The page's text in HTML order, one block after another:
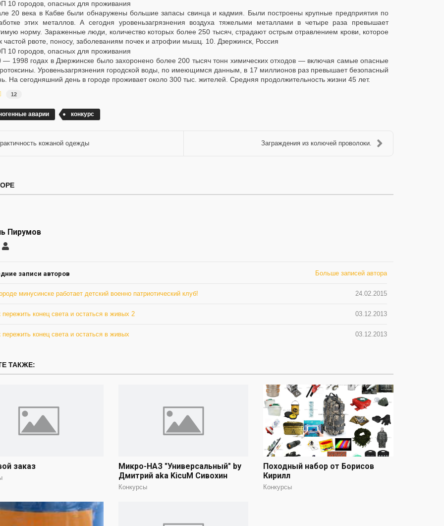
20 века в Кабве были обнаружены большие запасы свинца и кадмия. Были построены крупные предприятия по
этих металлов. А сегодня уровеньзагрязнения воздуха тяжелыми металлами в четыре раза превышает
норму. Зараженные люди, количество которых более 250 тысяч, страдают острым отравлением крови, которое
частой рвоте, поносу, заболеваниям почек и атрофии мышц. 10. Дзержинск, Россия
— 1998 годах в Дзержинске было захоронено более 200 тысяч тонн химических отходов — включая самые опасные
Уровеньзагрязнения городской воды, по имеющимся данным, в 17 миллионов раз превышает безопасный
На сегодняшний день в городе проживает около 300 тыс. жителей. Средняя продолжительность жизни 45 лет.
12
аварии конкурс
кожаной одежды Заграждения из колючей проволоки.
Пирумов
Шамиль
записи авторов Больше записей автора
24.02.2015
минусинске работает детский военно патриотический клуб!
03.12.2013
пережить конец света и остаться в живых 2
03.12.2013
пережить конец света и остаться в живых
ТАКЖЕ:
заказ
Микро-НАЗ "Универсальный" by
Дмитрий aka KicuM Сивохин
Конкурсы
Походный набор от Борисов
Кирилл
Конкурсы